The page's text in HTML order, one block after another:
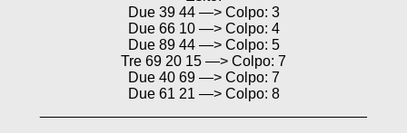
Due 39 44 —> Colpo: 3
Due 66 10 —> Colpo: 4
Due 89 44 —> Colpo: 5
Tre 69 20 15 —> Colpo: 7
Due 40 69 —> Colpo: 7
Due 61 21 —> Colpo: 8